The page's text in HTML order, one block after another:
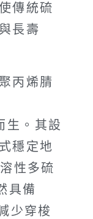
傳統硫
長壽
丙烯腈
。其設
穩定地
性多硫
具備
少穿梭